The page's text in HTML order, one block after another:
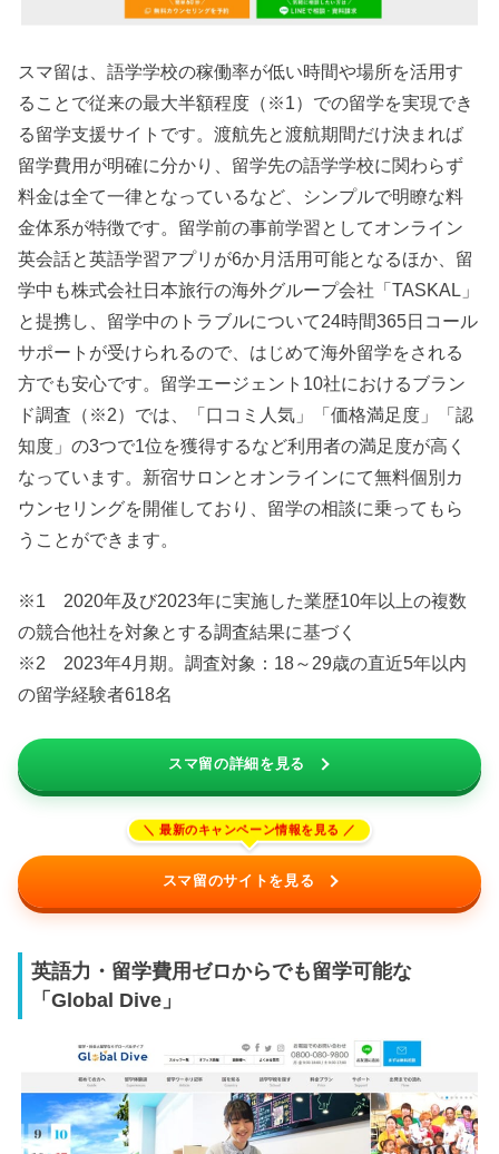
スマ留は、語学学校の稼働率が低い時間や場所を活用す
ることで従来の最大半額程度（※1）での留学を実現でき
る留学支援サイトです。渡航先と渡航期間だけ決まれば
留学費用が明確に分かり、留学先の語学学校に関わらず
料金は全て一律となっているなど、シンプルで明瞭な料
金体系が特徴です。留学前の事前学習としてオンライン
英会話と英語学習アプリが6か月活用可能となるほか、留
学中も株式会社日本旅行の海外グループ会社「TASKAL」
と提携し、留学中のトラブルについて24時間365日コール
サポートが受けられるので、はじめて海外留学をされる
方でも安心です。留学エージェント10社におけるブラン
ド調査（※2）では、「口コミ人気」「価格満足度」「認
知度」の3つで1位を獲得するなど利用者の満足度が高く
なっています。新宿サロンとオンラインにて無料個別カ
ウンセリングを開催しており、留学の相談に乗ってもら
うことができます。
※1 2020年及び2023年に実施した業歴10年以上の複数
の競合他社を対象とする調査結果に基づく
※2 2023年4月期。調査対象：18～29歳の直近5年以内
の留学経験者618名
スマ留の詳細を見る
スマ留のサイトを見る
英語力・留学費用ゼロからでも留学可能な
「Global Dive」